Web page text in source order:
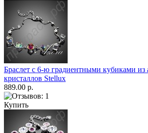
Браслет с 6-ю градиентными кубиками из
кристаллов Stellux
889.00 р.
Купить